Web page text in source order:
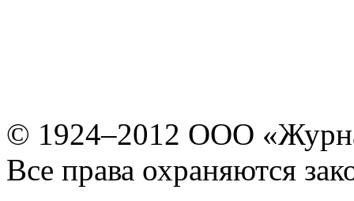
© 1924–2012 ООО
Все права охраняются